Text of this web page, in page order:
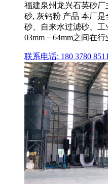
福建泉州龙兴石英砂
砂, 灰钙粉 产品 本厂
砂、自来水过滤砂、
03mm－64mm之间在
联系电话: 180 3780 8511